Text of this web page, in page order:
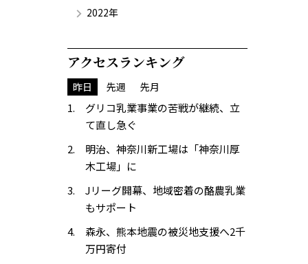
2022年
アクセスランキング
昨日 先週 先月
グリコ乳業事業の苦戦が継続、立
て直し急ぐ
明治、神奈川新工場は「神奈川厚
木工場」に
Jリーグ開幕、地域密着の酪農乳業
もサポート
森永、熊本地震の被災地支援へ2千
万円寄付